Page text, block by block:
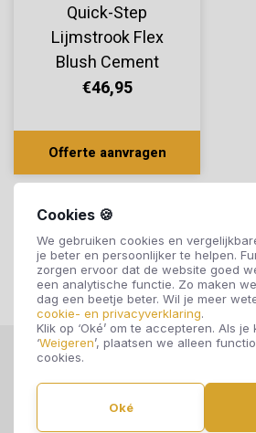
Cookies 🍪
We gebruiken cookies en
je beter en persoonlijker te helpen.
zorgen ervoor dat de website goed
een analytische functie. Zo maken
dag een beetje beter. Wil je meer
cookie- en privacyverklaring.
Klik op ‘Oké’ om te accepteren. Als je
‘Weigeren’, plaatsen we alleen
cookies.
Oké
Quick-Step
Lijmstrook Flex
Blush Cement
Warm Beige
€46,95
Offerte aanvragen